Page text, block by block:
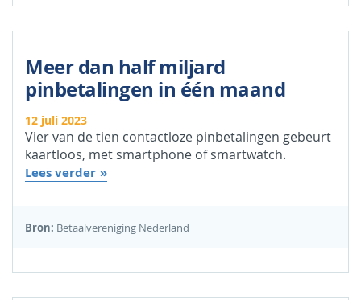
Meer dan half miljard
pinbetalingen in één maand
12 juli 2023
Vier van de tien contactloze pinbetalingen gebeurt
kaartloos, met smartphone of smartwatch.
Lees verder
Bron: Betaalvereniging Nederland